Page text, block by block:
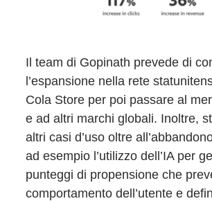
Il team di Gopinath prevede di
l’espansione nella rete
Cola Store per poi passare al
e ad altri marchi globali. Inoltre,
altri casi d’uso oltre
ad esempio l’utilizzo dell’IA per
punteggi di propensione che
comportamento dell’utente e